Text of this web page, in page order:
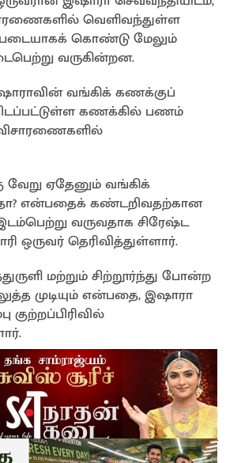
Li
n
k
eவெளிவந்துள்ள
கொண்டு மேலும்
வருகின்றன.
வங்கிக் கணக்குப்
கணக்கில் பணம்
வேறு ஏதேனும் வங்கிக்
என்பதைக் கண்டறிவதற்கான
வருவதாக சிரேஷ்ட
ஒருவர் தெரிவித்துள்ளார்.
மற்றும் சிற்றூர்ந்து போன்ற
முடியும் என்பதை, இஷாரா